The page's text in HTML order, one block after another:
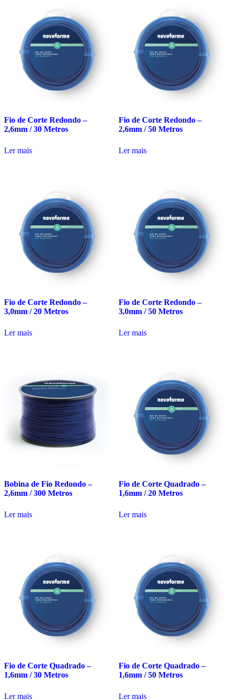
Fio de Corte Redondo –
2,6mm / 30 Metros
Ler mais
Fio de Corte Redondo –
2,6mm / 50 Metros
Ler mais
Fio de Corte Redondo –
3,0mm / 20 Metros
Ler mais
Fio de Corte Redondo –
3,0mm / 50 Metros
Ler mais
Bobina de Fio Redondo –
2,6mm / 300 Metros
Ler mais
Fio de Corte Quadrado –
1,6mm / 20 Metros
Ler mais
Fio de Corte Quadrado –
1,6mm / 30 Metros
Ler mais
Fio de Corte Quadrado –
1,6mm / 50 Metros
Ler mais